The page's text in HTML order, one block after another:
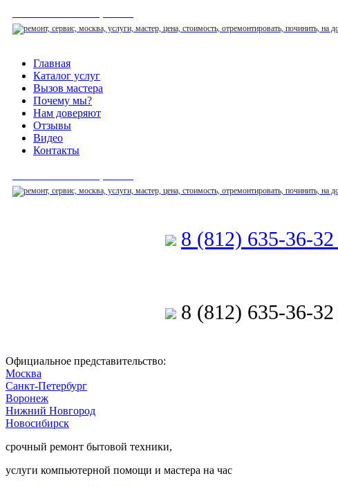
Главная
Каталог услуг
Вызов мастера
Почему мы?
Нам доверяют
Отзывы
Видео
Контакты
8 (812) 635-36-32
8 (812) 635-36-32
Официальное представительство:
Москва
Санкт-Петербург
Воронеж
Нижний Новгород
Новосибирск
срочный ремонт бытовой техники,
услуги компьютерной помощи и мастера на час